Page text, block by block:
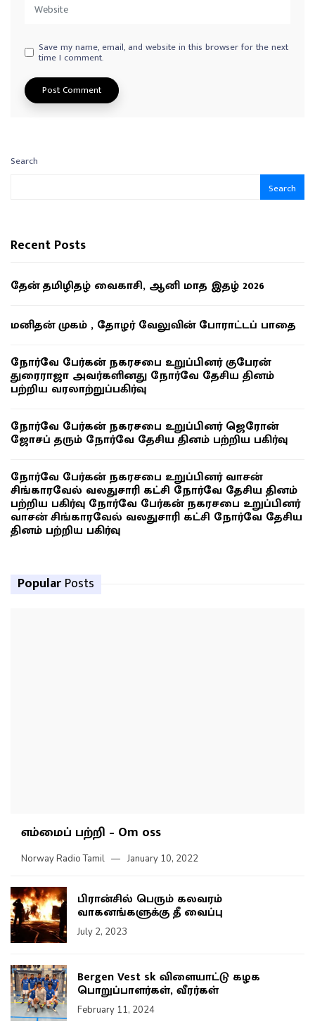
Save my name, email, and website in this browser for the next
time I comment.
Search
Search
Recent Posts
தேன் தமிழிதழ் வைகாசி, ஆனி மாத இதழ் 2026
மனிதன் முகம் , தோழர் வேலுவின் போராட்டப் பாதை
நோர்வே பேர்கன் நகரசபை உறுப்பினர் குபேரன்
துரைராஜா அவர்களினது நோர்வே தேசிய தினம்
பற்றிய வரலாற்றுப்பகிர்வு
நோர்வே பேர்கன் நகரசபை உறுப்பினர் ஜெரோன்
ஜோசப் தரும் நோர்வே தேசிய தினம் பற்றிய பகிர்வு
நோர்வே பேர்கன் நகரசபை உறுப்பினர் வாசன்
சிங்காரவேல் வலதுசாரி கட்சி நோர்வே தேசிய தினம்
பற்றிய பகிர்வு நோர்வே பேர்கன் நகரசபை உறுப்பினர்
வாசன் சிங்காரவேல் வலதுசாரி கட்சி நோர்வே தேசிய
தினம் பற்றிய பகிர்வு
Popular Posts
எம்மைப் பற்றி – Om oss
Norway Radio Tamil January 10, 2022
பிரான்சில் பெரும் கலவரம்
வாகனங்களுக்கு தீ வைப்பு
July 2, 2023
Bergen Vest sk விளையாட்டு கழக
பொறுப்பாளர்கள், வீரர்கள்
February 11, 2024